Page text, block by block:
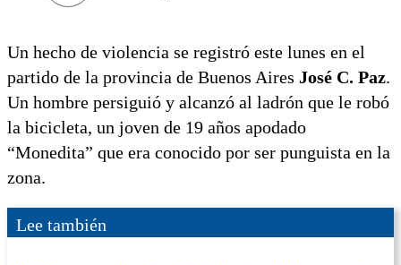
Un hecho de violencia se registró este lunes en el
partido de la provincia de Buenos Aires José C. Paz.
Un hombre persiguió y alcanzó al ladrón que le robó
la bicicleta, un joven de 19 años apodado
“Monedita” que era conocido por ser punguista en la
zona.
Lee también